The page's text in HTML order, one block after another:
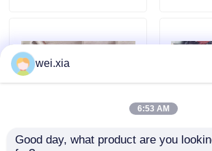
Nieuws
AAC-Autoclaaf
wei.xia
6:53 AM
Good day, what product are you